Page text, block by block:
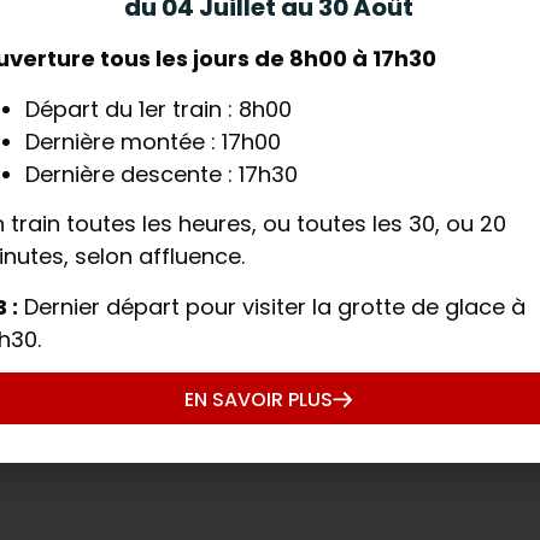
saisissant. Mais derrière la beauté du
La Mer de Glace, autrefois imposante,recule
s’accélère avec les étés de plus en plus
désormais recouverte de bâches pour limiter
un symbole fragile de ce qui disparaît
pour l’avenir des glaciers alpins. Après
les petits glaciers alpins pourraient
Montenvers, est l’un des plus surveillés. Il
de l’enneigement hivernal.
du 04 Juillet au 30 Août
tous les jours de 8h00 à 17h30
Départ du 1er train : 8h00
Dernière montée : 17h00
Dernière descente : 17h30
train toutes les heures, ou toutes les 30, ou 20
selon affluence.
: Dernier départ pour visiter la grotte de glace à
EN SAVOIR PLUS